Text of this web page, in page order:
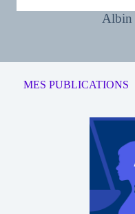
Albin
MES PUBLICATIONS